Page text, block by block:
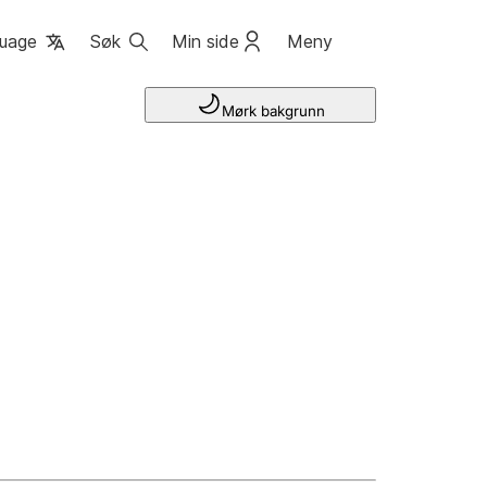
Søk Min side Meny
Mørk bakgrunn